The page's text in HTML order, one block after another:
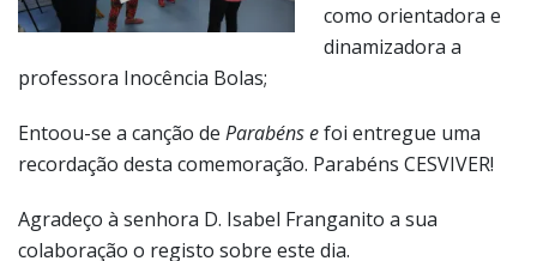
como orientadora e
dinamizadora a
professora Inocência Bolas;
Entoou-se a canção de Parabéns efoi entregue uma
recordação desta comemoração. Parabéns CESVIVER!
Agradeço à senhora D. Isabel Franganito a sua
colaboração o registo sobre este dia.